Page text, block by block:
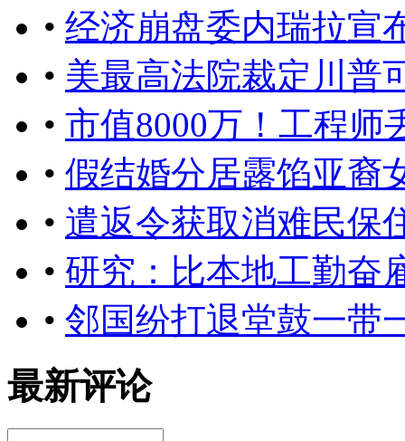
• 经济崩盘委内瑞拉宣
• 美最高法院裁定川普
• 市值8000万！工程师
• 假结婚分居露馅亚裔
• 遣返令获取消难民保
• 研究：比本地工勤奋
• 邻国纷打退堂鼓一带
最新评论